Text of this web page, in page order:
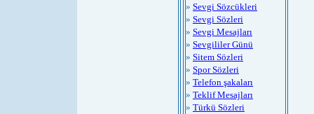
» Sevgi Sözcükleri
» Sevgi Sözleri
» Sevgi Mesajları
» Sevgililer Günü
» Sitem Sözleri
» Spor Sözleri
» Telefon şakaları
» Teklif Mesajları
» Türkü Sözleri